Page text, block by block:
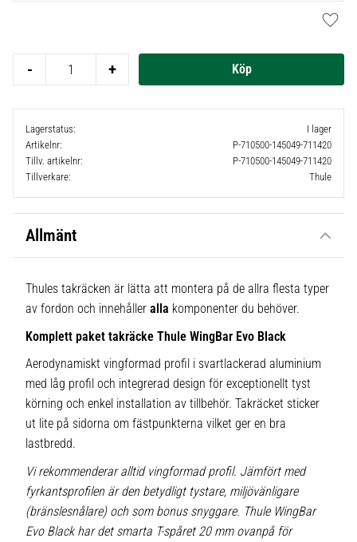
+
-
Lagerstatus
I lager
Artikelnr
P-710500-145049-711420
Tillv. artikelnr
P-710500-145049-711420
Tillverkare
Thule
Allmänt
Thules takräcken är lätta att montera på de allra flesta typer
av fordon och innehåller alla komponenter du behöver.
Komplett paket takräcke Thule WingBar Evo Black
Aerodynamiskt vingformad profil i svartlackerad aluminium
med låg profil och integrerad design för exceptionellt tyst
körning och enkel installation av tillbehör. Takräcket sticker
ut lite på sidorna om fästpunkterna vilket ger en bra
lastbredd.
Vi rekommenderar alltid vingformad profil. Jämfört med
fyrkantsprofilen är den betydligt tystare, miljövänligare
(bränslesnålare) och som bonus snyggare. Thule WingBar
Evo Black har det smarta T-spåret 20 mm ovanpå för